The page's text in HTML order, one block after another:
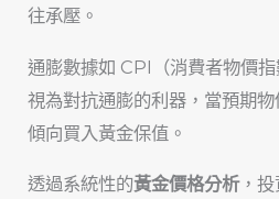
往承壓。
通膨數據如 CPI（消費者物價
視為對抗通膨的利器，當預期
傾向買入黃金保值。
透過系統性的黃金價格分析，投